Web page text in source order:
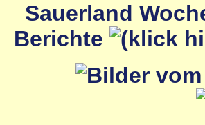
Sauerland
Berichte